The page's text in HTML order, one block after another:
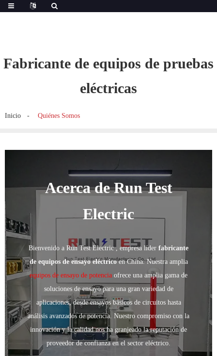
Fabricante de equipos de pruebas
eléctricas
Inicio Quiénes Somos
Acerca de Run Test
Electric
Bienvenido a Run Test Electric , empresa líder fabricante
de equipos de ensayo eléctricoen China. Nuestra amplia
equipos de ensayo de potencia ofrece una amplia gama de
soluciones de ensayo para una gran variedad de
aplicaciones, desde ensayos básicos de circuitos hasta
análisis avanzados de potencia. Nuestro compromiso con la
innovación y la calidad nos ha granjeado la reputación de
proveedor de confianza en el sector eléctrico.